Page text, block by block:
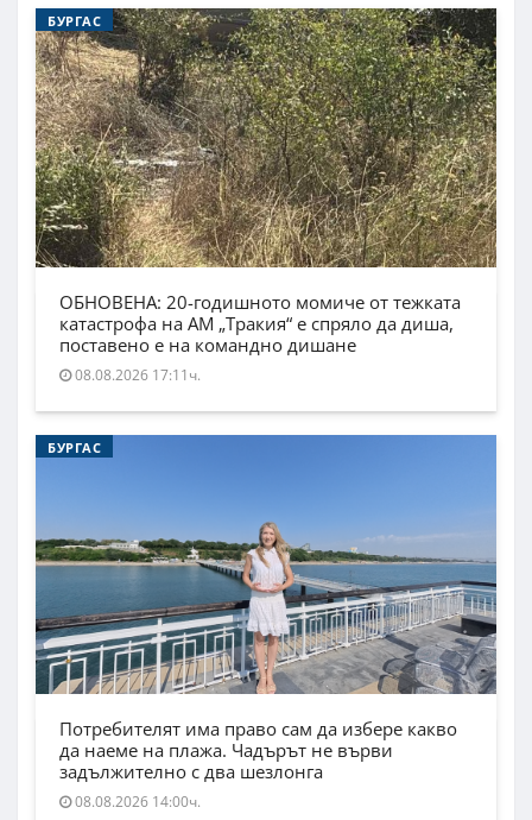
БУРГАС
ОБНОВЕНА: 20-годишното момиче от тежката
катастрофа на АМ „Тракия“ е спряло да диша,
поставено е на командно дишане
08.08.2026 17:11ч.
БУРГАС
Потребителят има право сам да избере какво
да наеме на плажа. Чадърът не върви
задължително с два шезлонга
08.08.2026 14:00ч.